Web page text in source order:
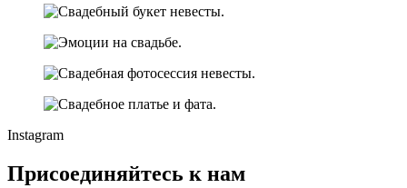
Instagram
Присоединяйтесь к нам